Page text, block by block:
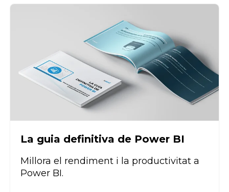
La guia definitiva de Power BI
Millora el rendiment i la productivitat a
Power BI.